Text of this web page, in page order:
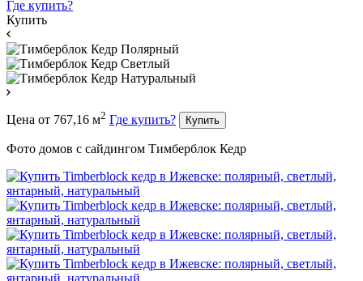
Где купить?
Купить
Цена от 767,16 м2 Где купить? Купить
Фото домов с сайдингом Тимберблок Кедр